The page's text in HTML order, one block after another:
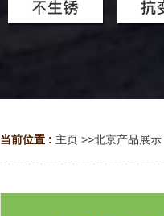
当前位置 : 主页 >>北京产品展示